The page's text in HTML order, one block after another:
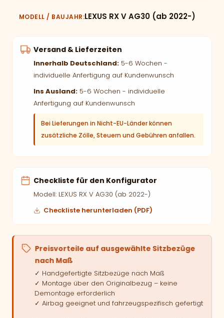
MODELL / BAUJAHR LEXUS RX V AG30 (ab 2022-)
Versand & Lieferzeiten
Innerhalb Deutschland: 5-6 Wochen -
individuelle Anfertigung auf Kundenwunsch
Ins Ausland: 5-6 Wochen - individuelle
Anfertigung auf Kundenwunsch
Bei Lieferungen in Nicht-EU-Länder können
zusätzliche Zölle, Steuern und Gebühren anfallen.
Checkliste für den Konfigurator
Modell: LEXUS RX V AG30 (ab 2022-)
Checkliste herunterladen (PDF)
Preisvorteile auf ausgewählte Sitzbezüge
nach Maß
✓ Handgefertigte Sitzbezüge nach Maß
✓ Montage über den Originalbezug – keine
Demontage erforderlich
✓ Airbag geeignet und fahrzeugspezifisch gefertigt